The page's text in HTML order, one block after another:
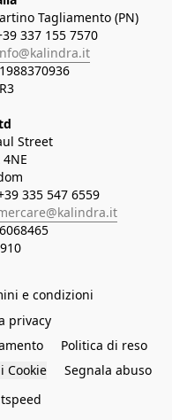
Tagliamento (PN)
337 155 7570
Street
335 547 6559
e condizioni
privacy
Politica di reso
Cookie
Segnala abuso